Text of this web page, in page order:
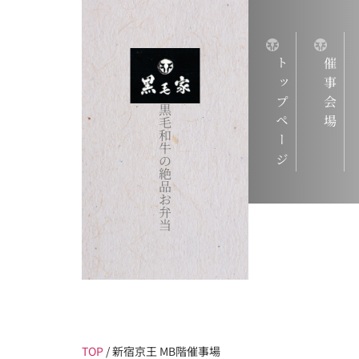
黒
毛
和
牛
の
絶
品
お
弁
当
トップページ 催事会場
TOP /新宿京王 MB階催事場